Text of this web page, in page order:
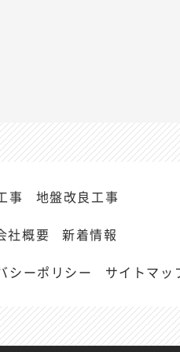
事
地盤改良工事
社概要
新着情報
シーポリシー サイトマッ